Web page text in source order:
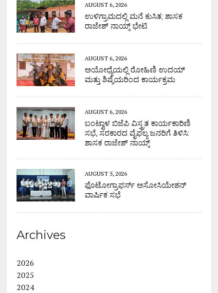
AUGUST 6, 2026
ಉಳಿಗ್ರಾಮದಲ್ಲಿ ಮನೆ ಕುಸಿತ; ಶಾಸಕ
ರಾಜೇಶ್ ನಾಯ್ಕ್ ಭೇಟಿ
AUGUST 6, 2026
ಅಯೋಧ್ಯೆಯಲ್ಲಿ ರೋಹಿಣಿ ಉದಯ್
ಮತ್ತು ಶಿಷ್ಯೆಯರಿಂದ ಕಾರ್ಯಕ್ರಮ
AUGUST 6, 2026
ಬಂಟ್ವಾಳ ಬಿಜೆಪಿ ವಿಸ್ತ್ರತ ಕಾರ್ಯಕಾರಿಣಿ
ಸಭೆ, ಸರಕಾರದ ವೈಫಲ್ಯ ಜನರಿಗೆ ತಿಳಿಸಿ:
ಶಾಸಕ ರಾಜೇಶ್ ನಾಯ್ಕ್
AUGUST 5, 2026
ಫೊಟೋಗ್ರಾಫರ್ಸ್ ಅಸೋಸಿಯೇಶನ್
ವಾರ್ಷಿಕ ಸಭೆ
Archives
2026
2025
2024